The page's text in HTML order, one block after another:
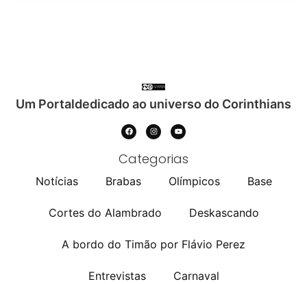
Um Portaldedicado ao universo do Corinthians
Categorias
Notícias Brabas Olímpicos Base
Cortes do Alambrado Deskascando
A bordo do Timão por Flávio Perez
Entrevistas Carnaval